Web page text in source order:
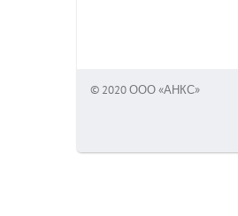
© 2020 ООО «АНКС»